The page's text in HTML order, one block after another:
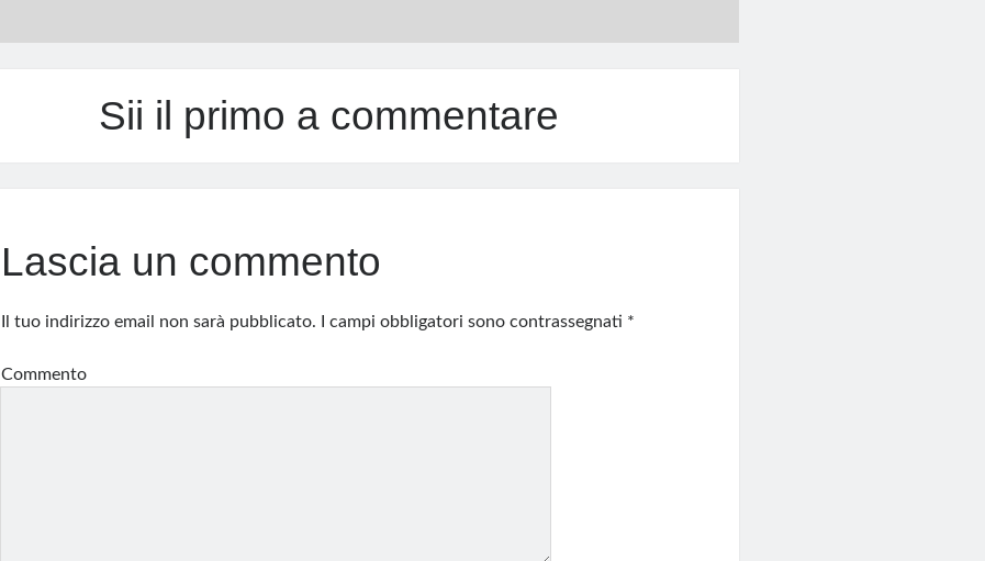
Sii il primo a commentare
Lascia un commento
Il tuo indirizzo email non sarà pubblicato. I campi obbligatori sono contrassegnati *
Commento